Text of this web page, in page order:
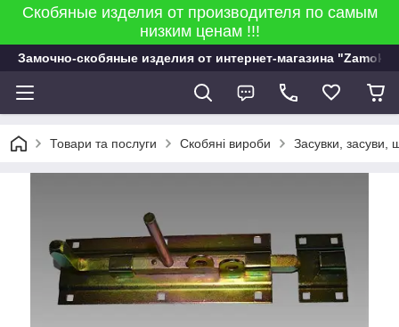
Скобяные изделия от производителя по самым
низким ценам !!!
Замочно-скобяные изделия от интернет-магазина "Zamok
Товари та послуги Скобяні вироби Засувки, засуви,